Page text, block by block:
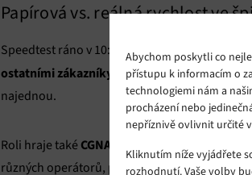
Abychom poskytli co
přístupu k informacím o
technologiemi nám a
procházení nebo
nepříznivě ovlivnit určité
Kliknutím níže vyjádřete
rozhodnutí. Vaše volby
Papírová vs. reálná rychlost ve
Speedtest ráno v 10:00 a streamování ve
ostatními zákazníky ve vaší lokalitě. Večer v
najednou.
Roli hraje také CGNAT
různých operátorů, přes které si navzájem